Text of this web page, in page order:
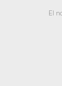
El